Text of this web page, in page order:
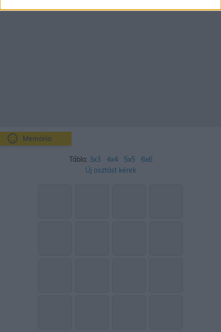
Memória
Tábla: 3x3 4x4 5x5
6x6
Új osztást kérek